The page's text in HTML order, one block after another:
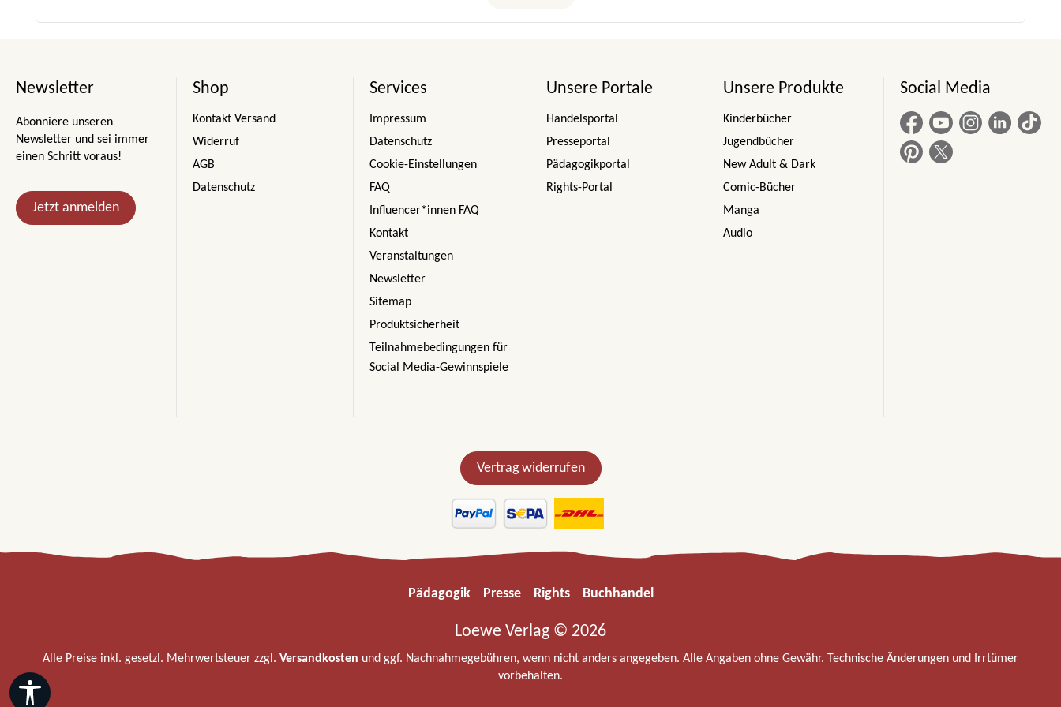
Newsletter
Abonniere unseren
Newsletter und sei immer
einen Schritt voraus!
Jetzt anmelden
Shop
Kontakt Versand
Widerruf
AGB
Datenschutz
Services
Impressum
Datenschutz
Cookie-Einstellungen
FAQ
Influencer*innen FAQ
Kontakt
Veranstaltungen
Newsletter
Sitemap
Produktsicherheit
Teilnahmebedingungen für
Social Media-Gewinnspiele
Unsere Portale
Handelsportal
Presseportal
Pädagogikportal
Rights-Portal
Unsere Produkte
Kinderbücher
Jugendbücher
New Adult & Dark
Comic-Bücher
Manga
Audio
Social Media
Vertrag widerrufen
Pädagogik Presse Rights Buchhandel
Loewe Verlag © 2026
Alle Preise inkl. gesetzl. Mehrwertsteuer zzgl. Versandkosten und ggf. Nachnahmegebühren, wenn nicht anders angegeben. Alle Angaben ohne Gewähr. Technische Änderungen und Irrtümer
vorbehalten.
Werkzeugleiste anzeigen